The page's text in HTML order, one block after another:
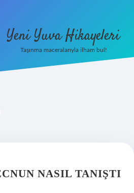
Yeni Yuva Hikayeleri
Taşınma maceralarıyla ilham bul!
NASIL TANIŞTI